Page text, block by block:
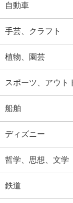
自動車
手芸、クラフト
植物、園芸
スポーツ、アウト
船舶
ディズニー
哲学、思想、文学
鉄道